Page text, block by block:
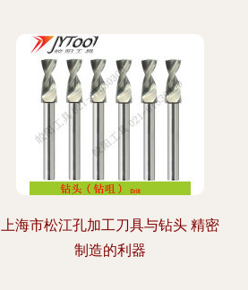
上海市松江孔加工刀具与钻头 精密
制造的利器